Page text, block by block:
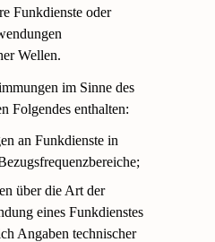
Funkdienste oder
Wellen.
im Sinne des
Folgendes enthalten:
an Funkdienste in
über die Art der
eines Funkdienstes
Angaben technischer